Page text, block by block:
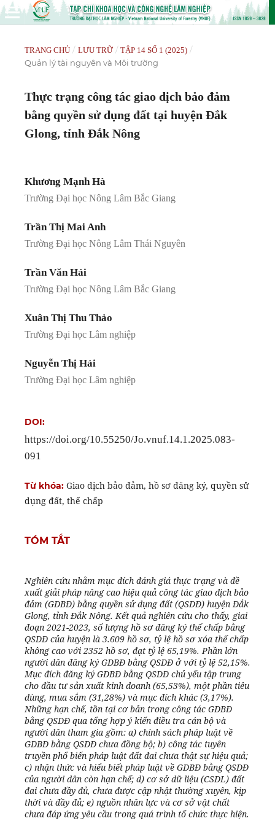
TRANG CHỦ / LƯU TRỮ / TẬP 14 SỐ 1 (2025) /
Quản lý tài nguyên và Môi trường
Thực trạng công tác giao dịch bảo đảm
bằng quyền sử dụng đất tại huyện Đắk
Glong, tỉnh Đắk Nông
Khương Mạnh Hà
Trường Đại học Nông Lâm Bắc Giang
Trần Thị Mai Anh
Trường Đại học Nông Lâm Thái Nguyên
Trần Văn Hải
Trường Đại học Nông Lâm Bắc Giang
Xuân Thị Thu Thảo
Trường Đại học Lâm nghiệp
Nguyễn Thị Hải
Trường Đại học Lâm nghiệp
DOI:
https://doi.org/10.55250/Jo.vnuf.14.1.2025.083-
091
Từ khóa: Giao dịch bảo đảm, hồ sơ đăng ký, quyền sử
dụng đất, thế chấp
TÓM TẮT
Nghiên cứu nhằm mục đích đánh giá thực trạng và đề
xuất giải pháp nâng cao hiệu quả công tác giao dịch bảo
đảm (GDBĐ) bằng quyền sử dụng đất (QSDĐ) huyện Đắk
Glong, tỉnh Đắk Nông. Kết quả nghiên cứu cho thấy, giai
đoạn 2021-2023, số lượng hồ sơ đăng ký thế chấp bằng
QSDĐ của huyện là 3.609 hồ sơ, tỷ lệ hồ sơ xóa thế chấp
không cao với 2352 hồ sơ, đạt tỷ lệ 65,19%. Phần lớn
người dân đăng ký GDBĐ bằng QSDĐ ở với tỷ lệ 52,15%.
Mục đích đăng ký GDBĐ bằng QSDĐ chủ yếu tập trung
cho đầu tư sản xuất kinh doanh (65,53%), một phần tiêu
dùng, mua sắm (31,28%) và mục đích khác (3,17%).
Những hạn chế, tồn tại cơ bản trong công tác GDBĐ
bằng QSDĐ qua tổng hợp ý kiến điều tra cán bộ và
người dân tham gia gồm: a) chính sách pháp luật về
GDBĐ bằng QSDĐ chưa đồng bộ; b) công tác tuyên
truyền phổ biến pháp luật đất đai chưa thật sự hiệu quả;
c) nhận thức và hiểu biết pháp luật về GDBĐ bằng QSDĐ
của người dân còn hạn chế; d) cơ sở dữ liệu (CSDL) đất
đai chưa đầy đủ, chưa được cập nhật thường xuyên, kịp
thời và đầy đủ; e) nguồn nhân lực và cơ sở vật chất
chưa đáp ứng yêu cầu trong quá trình tổ chức thực hiện.